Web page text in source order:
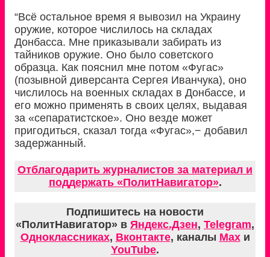
“Всё остальное время я вывозил на Украину
оружие, которое числилось на складах
Донбасса. Мне приказывали забирать из
тайников оружие. Оно было советского
образца. Как пояснил мне потом «Фугас»
(позывной диверсанта Сергея Иванчука), оно
числилось на военных складах в Донбассе, и
его можно применять в своих целях, выдавая
за «сепаратистское». Оно везде может
пригодиться, сказал тогда «Фугас»,− добавил
задержанный.
Отблагодарить журналистов за материал и
поддержать «ПолитНавигатор».
Подпишитесь на новости
«ПолитНавигатор» в Яндекс.Дзен, Telegram,
Одноклассниках, Вконтакте, каналы Maxи
YouTube.